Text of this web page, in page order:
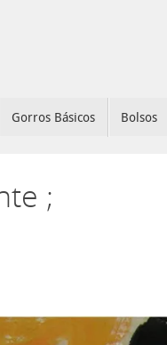
Gorros Básicos Bolsos
;